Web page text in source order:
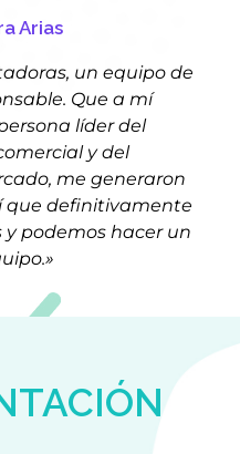
Arias
un equipo de
Que a mí
líder del
y del
me generaron
que definitivamente
y podemos hacer un